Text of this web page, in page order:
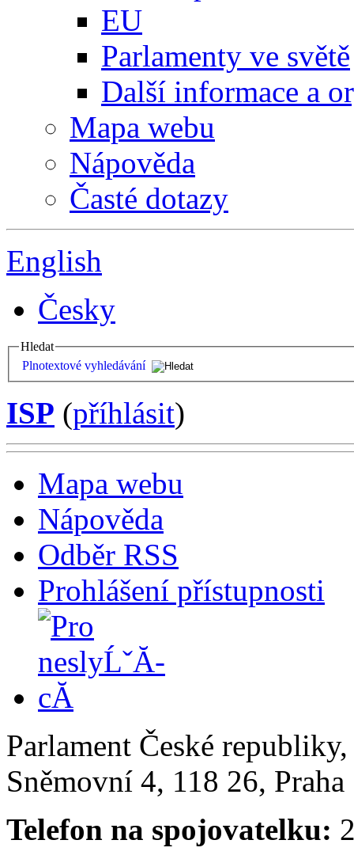
EU
Parlamenty ve světě
Další informace a
Mapa webu
Nápověda
Časté dotazy
English
Česky
Hledat
Plnotextové vyhledávání
ISP (příhlásit)
Mapa webu
Nápověda
Odběr RSS
Prohlášení přístupnosti
Parlament České
Sněmovní 4, 118 26,
Telefon na spojovatelku: